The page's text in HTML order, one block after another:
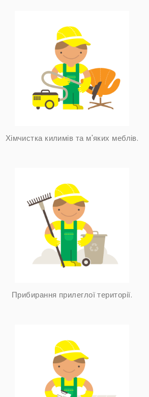
Хімчистка килимів та м'яких меблів.
Прибирання прилеглої території.